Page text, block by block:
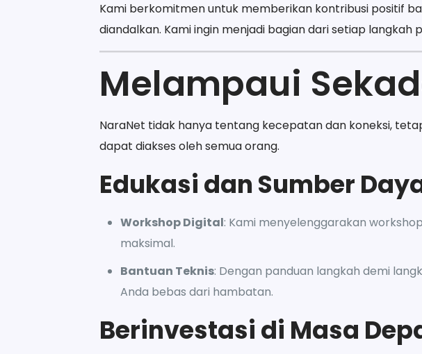
Kami berkomitmen untuk memberikan kontribusi positif
diandalkan. Kami ingin menjadi bagian dari setiap
Melampaui
NaraNet tidak hanya tentang kecepatan dan koneksi,
dapat diakses oleh semua orang.
Edukasi dan Sumber
Workshop Digital: Kami menyelenggarakan
maksimal.
Bantuan Teknis: Dengan panduan langkah demi
Anda bebas dari hambatan.
Berinvestasi di Masa